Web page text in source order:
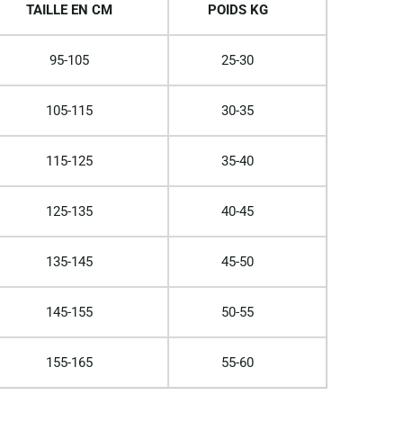
TAILLE EN CM POIDS KG
95-105 25-30
105-115 30-35
115-125 35-40
125-135 40-45
135-145 45-50
145-155 50-55
155-165 55-60